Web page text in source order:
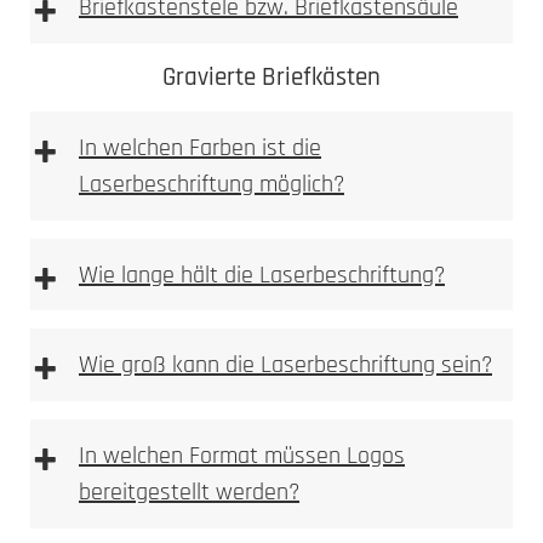
essighaltigen Reinigungsmittel verwenden
unserem Pflegeratgeber.
+ Briefkastenstele bzw. Briefkastensäule
Gravierte Briefkästen
+
In welchen Farben ist die
Laserbeschriftung möglich?
+ Wie lange hält die Laserbeschriftung?
+ Wie groß kann die Laserbeschriftung sein?
+
In welchen Format müssen Logos
bereitgestellt werden?